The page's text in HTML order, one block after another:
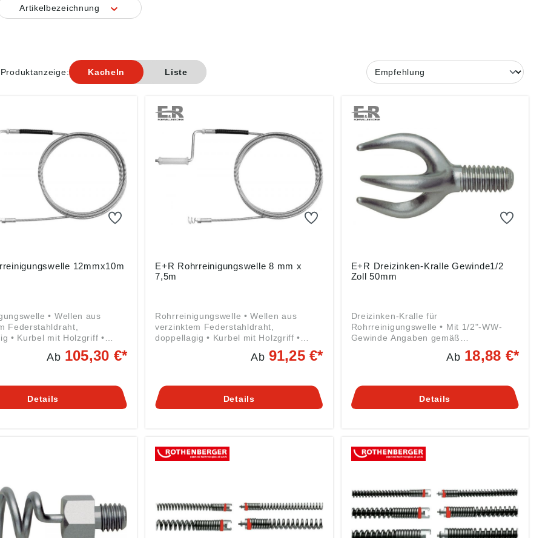
Artikelbezeichnung
Produktanzeige: Kacheln Liste
12mmx10m
• Wellen aus
Federstahldraht,
• Kurbel mit Holzgriff •
8 mm mit fester Kralle •
10 bis 12 mm mit
• Für den professionellen
gegenläufig gewickelter
Straße 32, 64832
DE, info@er-rohr.de
Ab 105,30 €*
Details
E+R Rohrreinigungswelle 8 mm x
7,5m
Rohrreinigungswelle • Wellen aus
verzinktem Federstahldraht,
doppellagig • Kurbel mit Holzgriff •
Wellen-Ø 8 mm mit fester Kralle •
Wellen-Ø 10 bis 12 mm mit
verlängerbar • Für den professionellen
Einsatz mit gegenläufig gewickelter
Edmund-Lang-Straße 32, 64832
Babenhausen, DE, info@er-rohr.de
Ab 91,25 €*
Details
E+R Dreizinken-Kralle Gewinde1/2
Zoll 50mm
Dreizinken-Kralle für
Rohrreinigungswelle • Mit 1/2"-WW-
Gewinde Angaben gemäß
Produktsicherheitsverordnung ((EU)
2023/998): LEHMANN GmbH & Co. KG,
Ab 18,88 €*
Details